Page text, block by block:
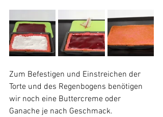
Zum Befestigen und Einstreichen der
Torte und des Regenbogens benötigen
wir noch eine Buttercreme oder
Ganache je nach Geschmack.